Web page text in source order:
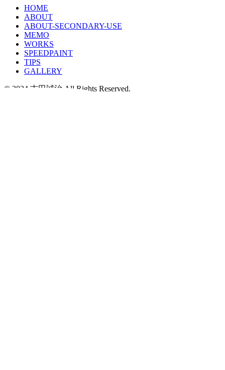
HOME
ABOUT
ABOUT-SECONDARY-USE
MEMO
WORKS
SPEEDPAINT
TIPS
GALLERY
© 2024 吉田誠治 All Rights Reserved.